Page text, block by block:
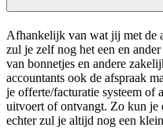
Afhankelijk van wat jij met de
zul je zelf nog het een en
van bonnetjes en andere
accountants ook de afspraak
je offerte/facturatie systeem of
uitvoert of ontvangt. Zo kun je
echter zul je altijd nog een